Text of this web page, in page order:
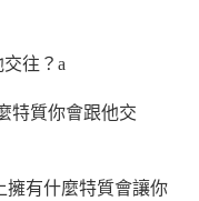
往？a
特質你會跟他交
擁有什麼特質會讓你